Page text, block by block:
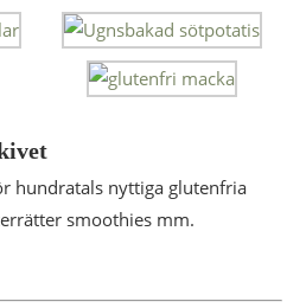
hundratals nyttiga glutenfria
smoothies mm.